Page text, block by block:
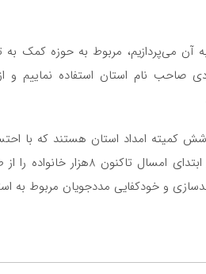
آن می‌پردازیم، مربوط به حوزه کمک
صاحب نام استان استفاده نماییم
خانوار تحت پوشش کمیته امداد استان هستند
370هزار نفر می‌رسند، خاطر نشان کرد:
و خودکفایی مددجویان مربوط به